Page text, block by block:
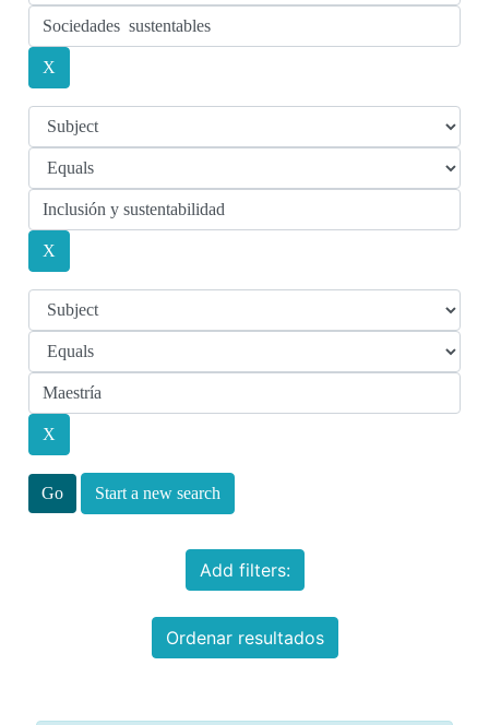
Start a new search
Add filters:
Ordenar resultados